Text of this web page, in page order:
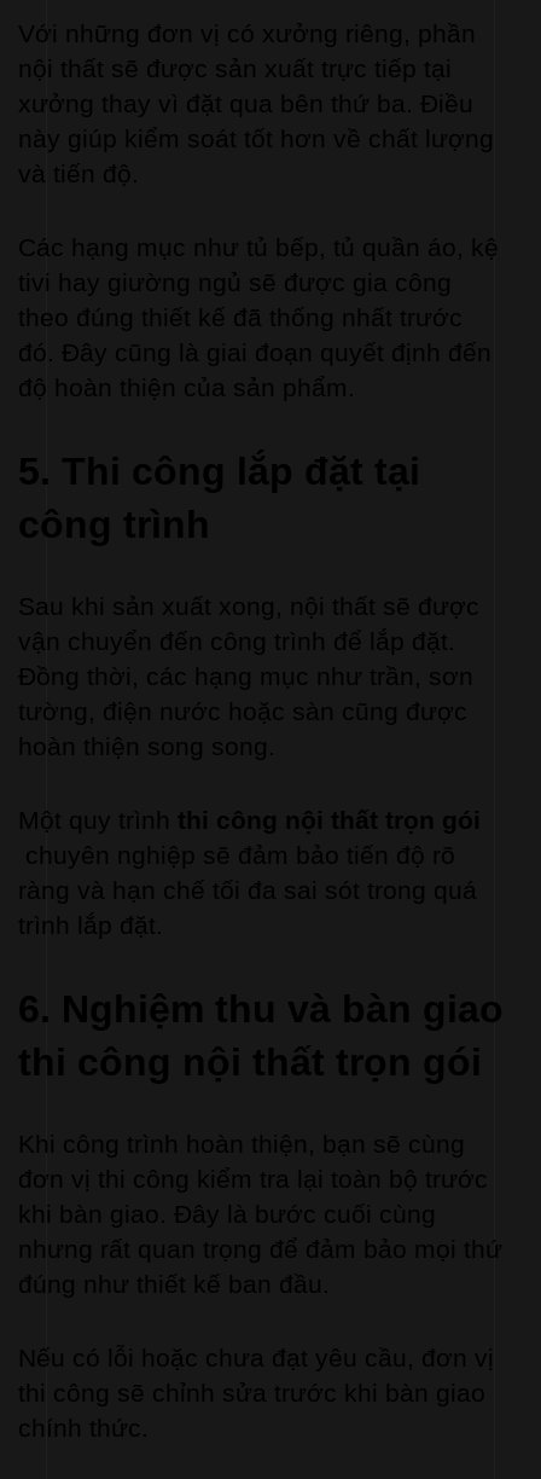
Với những đơn vị có xưởng riêng, phần
nội thất sẽ được sản xuất trực tiếp tại
xưởng thay vì đặt qua bên thứ ba. Điều
này giúp kiểm soát tốt hơn về chất lượng
và tiến độ.
Các hạng mục như tủ bếp, tủ quần áo, kệ
tivi hay giường ngủ sẽ được gia công
theo đúng thiết kế đã thống nhất trước
đó. Đây cũng là giai đoạn quyết định đến
độ hoàn thiện của sản phẩm.
5. Thi công lắp đặt tại
công trình
Sau khi sản xuất xong, nội thất sẽ được
vận chuyển đến công trình để lắp đặt.
Đồng thời, các hạng mục như trần, sơn
tường, điện nước hoặc sàn cũng được
hoàn thiện song song.
Một quy trình thi công nội thất trọn gói
ràng và hạn chế tối đa sai sót trong quá
trình lắp đặt.
6. Nghiệm thu và bàn giao
thi công nội thất trọn gói
Khi công trình hoàn thiện, bạn sẽ cùng
đơn vị thi công kiểm tra lại toàn bộ trước
khi bàn giao. Đây là bước cuối cùng
nhưng rất quan trọng để đảm bảo mọi thứ
đúng như thiết kế ban đầu.
Nếu có lỗi hoặc chưa đạt yêu cầu, đơn vị
thi công sẽ chỉnh sửa trước khi bàn giao
chính thức.